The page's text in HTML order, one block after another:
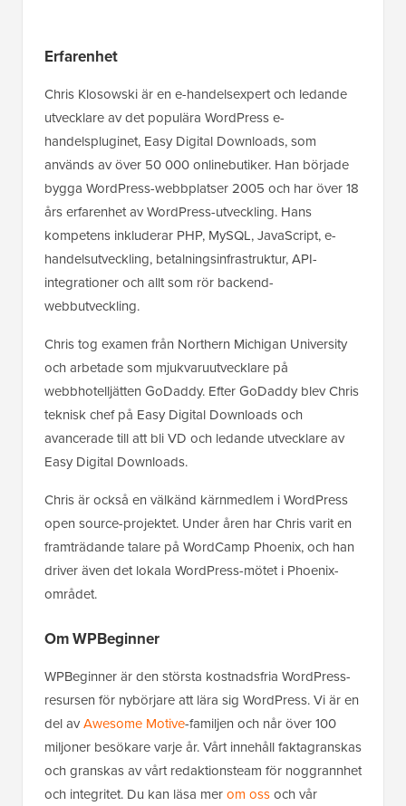
Erfarenhet
Chris Klosowski är en e-handelsexpert och ledande
utvecklare av det populära WordPress e-
handelspluginet, Easy Digital Downloads, som
används av över 50 000 onlinebutiker. Han började
bygga WordPress-webbplatser 2005 och har över 18
års erfarenhet av WordPress-utveckling. Hans
kompetens inkluderar PHP, MySQL, JavaScript, e-
handelsutveckling, betalningsinfrastruktur, API-
integrationer och allt som rör backend-
webbutveckling.
Chris tog examen från Northern Michigan University
och arbetade som mjukvaruutvecklare på
webbhotelljätten GoDaddy. Efter GoDaddy blev Chris
teknisk chef på Easy Digital Downloads och
avancerade till att bli VD och ledande utvecklare av
Easy Digital Downloads.
Chris är också en välkänd kärnmedlem i WordPress
open source-projektet. Under åren har Chris varit en
framträdande talare på WordCamp Phoenix, och han
driver även det lokala WordPress-mötet i Phoenix-
området.
Om WPBeginner
WPBeginner är den största kostnadsfria WordPress-
resursen för nybörjare att lära sig WordPress. Vi är en
del avAwesome Motive-familjen och når över 100
miljoner besökare varje år. Vårt innehåll faktagranskas
och granskas av vårt redaktionsteam för noggrannhet
och integritet. Du kan läsa merom ossoch vår